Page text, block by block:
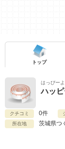
はっぴー
ハッ
クチコミ 0件
所在地 茨城県つ
トップ